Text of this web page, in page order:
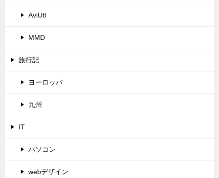
AviUtl
MMD
旅行記
ヨーロッパ
九州
IT
パソコン
webデザイン